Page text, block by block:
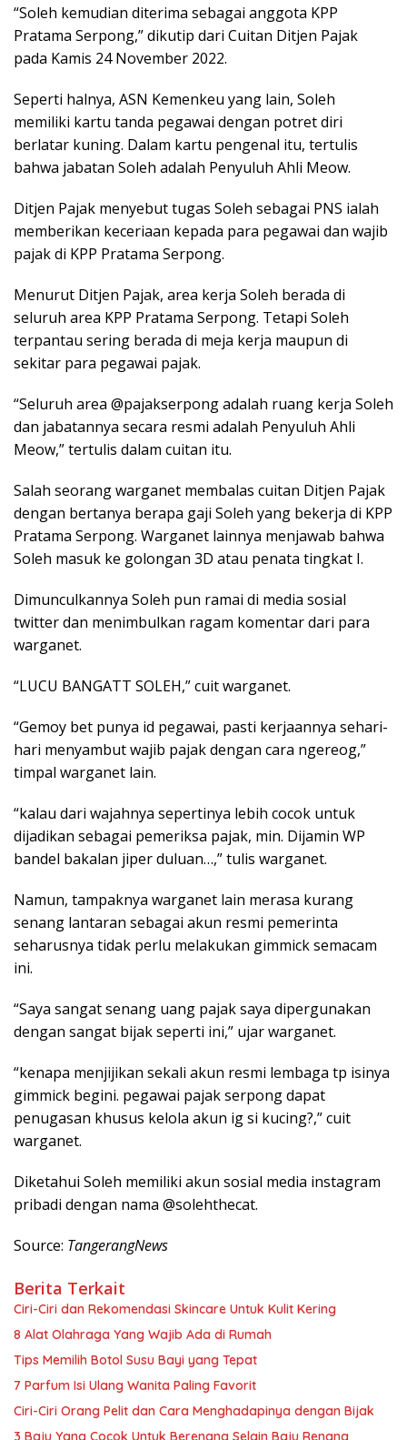
“Soleh kemudian diterima sebagai anggota KPP
Pratama Serpong,” dikutip dari Cuitan Ditjen Pajak
pada Kamis 24 November 2022.
Seperti halnya, ASN Kemenkeu yang lain, Soleh
memiliki kartu tanda pegawai dengan potret diri
berlatar kuning. Dalam kartu pengenal itu, tertulis
bahwa jabatan Soleh adalah Penyuluh Ahli Meow.
Ditjen Pajak menyebut tugas Soleh sebagai PNS ialah
memberikan keceriaan kepada para pegawai dan wajib
pajak di KPP Pratama Serpong.
Menurut Ditjen Pajak, area kerja Soleh berada di
seluruh area KPP Pratama Serpong. Tetapi Soleh
terpantau sering berada di meja kerja maupun di
sekitar para pegawai pajak.
“Seluruh area @pajakserpong adalah ruang kerja Soleh
dan jabatannya secara resmi adalah Penyuluh Ahli
Meow,” tertulis dalam cuitan itu.
Salah seorang warganet membalas cuitan Ditjen Pajak
dengan bertanya berapa gaji Soleh yang bekerja di KPP
Pratama Serpong. Warganet lainnya menjawab bahwa
Soleh masuk ke golongan 3D atau penata tingkat I.
Dimunculkannya Soleh pun ramai di media sosial
twitter dan menimbulkan ragam komentar dari para
warganet.
“LUCU BANGATT SOLEH,” cuit warganet.
“Gemoy bet punya id pegawai, pasti kerjaannya sehari-
hari menyambut wajib pajak dengan cara ngereog,”
timpal warganet lain.
“kalau dari wajahnya sepertinya lebih cocok untuk
dijadikan sebagai pemeriksa pajak, min. Dijamin WP
bandel bakalan jiper duluan…,” tulis warganet.
Namun, tampaknya warganet lain merasa kurang
senang lantaran sebagai akun resmi pemerinta
seharusnya tidak perlu melakukan gimmick semacam
ini.
“Saya sangat senang uang pajak saya dipergunakan
dengan sangat bijak seperti ini,” ujar warganet.
“kenapa menjijikan sekali akun resmi lembaga tp isinya
gimmick begini. pegawai pajak serpong dapat
penugasan khusus kelola akun ig si kucing?,” cuit
warganet.
Diketahui Soleh memiliki akun sosial media instagram
pribadi dengan nama @solehthecat.
Source: TangerangNews
Berita Terkait
Ciri-Ciri dan Rekomendasi Skincare Untuk Kulit Kering
8 Alat Olahraga Yang Wajib Ada di Rumah
Tips Memilih Botol Susu Bayi yang Tepat
7 Parfum Isi Ulang Wanita Paling Favorit
Ciri-Ciri Orang Pelit dan Cara Menghadapinya dengan Bijak
3 Baju Yang Cocok Untuk Berenang Selain Baju Renang